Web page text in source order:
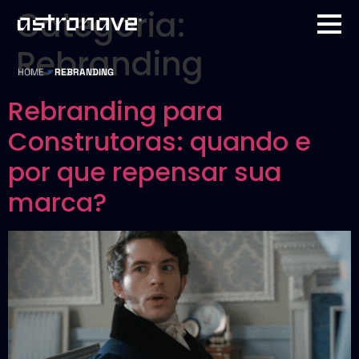
HOME>REBRANDING
Categoria:
Rebranding
Rebranding para
Construtoras: quando e
por que repensar sua
marca?